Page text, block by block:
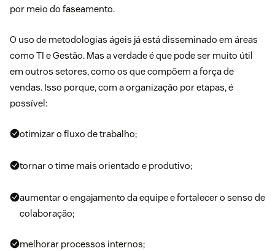
por meio do faseamento.
O uso de metodologias ágeis já está disseminado em áreas
como TI e Gestão. Mas a verdade é que pode ser muito útil
em outros setores, como os que compõem aforça de
vendas. Isso porque, com a organização por etapas, é
possível:
otimizar o fluxo de trabalho;
tornar o time mais orientado e produtivo;
aumentar o engajamento da equipe e fortalecer o senso de
colaboração;
melhorar processos internos;